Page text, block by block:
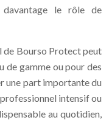
davantage le rôle de
de Bourso Protect peut
de gamme ou pour des
une part importante du
intensif ou
au quotidien,